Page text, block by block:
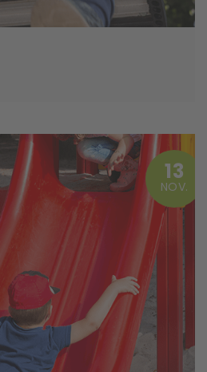
13
NOV.